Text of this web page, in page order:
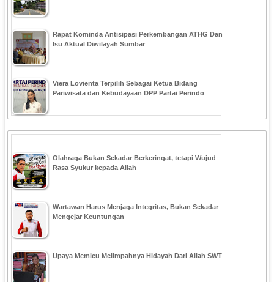
Rapat Kominda Antisipasi Perkembangan ATHG Dan
Isu Aktual Diwilayah Sumbar
Viera Lovienta Terpilih Sebagai Ketua Bidang
Pariwisata dan Kebudayaan DPP Partai Perindo
Olahraga Bukan Sekadar Berkeringat, tetapi Wujud
Rasa Syukur kepada Allah
Wartawan Harus Menjaga Integritas, Bukan Sekadar
Mengejar Keuntungan
Upaya Memicu Melimpahnya Hidayah Dari Allah SWT